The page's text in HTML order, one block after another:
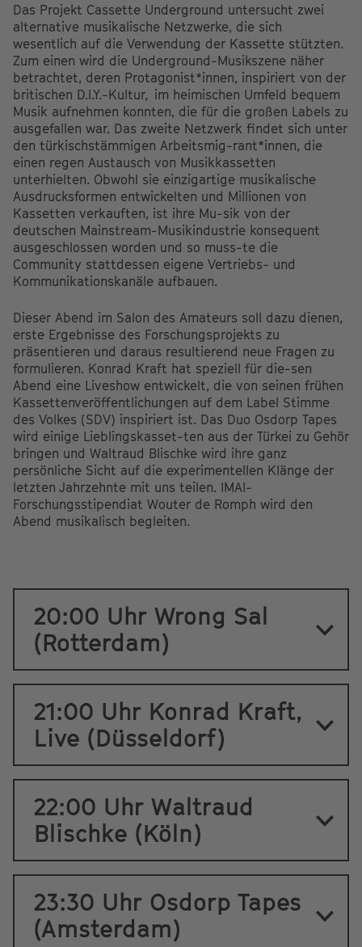
Das Projekt Cassette Underground untersucht zwei
alternative musikalische Netzwerke, die sich
wesentlich auf die Verwendung der Kassette stützten.
Zum einen wird die Underground-Musikszene näher
betrachtet, deren Protagonist*innen, inspiriert von der
britischen D.I.Y.-Kultur, im heimischen Umfeld bequem
Musik aufnehmen konnten, die für die großen Labels zu
ausgefallen war. Das zweite Netzwerk findet sich unter
den türkischstämmigen Arbeitsmig-rant*innen, die
einen regen Austausch von Musikkassetten
unterhielten. Obwohl sie einzigartige musikalische
Ausdrucksformen entwickelten und Millionen von
Kassetten verkauften, ist ihre Mu-sik von der
deutschen Mainstream-Musikindustrie konsequent
ausgeschlossen worden und so muss-te die
Community stattdessen eigene Vertriebs- und
Kommunikationskanäle aufbauen.
Dieser Abend im Salon des Amateurs soll dazu dienen,
erste Ergebnisse des Forschungsprojekts zu
präsentieren und daraus resultierend neue Fragen zu
formulieren. Konrad Kraft hat speziell für die-sen
Abend eine Liveshow entwickelt, die von seinen frühen
Kassettenveröffentlichungen auf dem Label Stimme
des Volkes (SDV) inspiriert ist. Das Duo Osdorp Tapes
wird einige Lieblingskasset-ten aus der Türkei zu Gehör
bringen und Waltraud Blischke wird ihre ganz
persönliche Sicht auf die experimentellen Klänge der
letzten Jahrzehnte mit uns teilen. IMAI-
Forschungsstipendiat Wouter de Romph wird den
Abend musikalisch begleiten.
20:00 Uhr Wrong Sal
(Rotterdam)
21:00 Uhr Konrad Kraft,
Live (Düsseldorf)
22:00 Uhr Waltraud
Blischke (Köln)
23:30 Uhr Osdorp Tapes
(Amsterdam)